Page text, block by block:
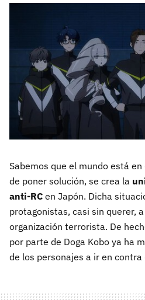
Sabemos que el mundo está
de poner solución, se crea la
anti-RC en Japón. Dicha
protagonistas, casi sin querer,
organización terrorista. De
por parte de Doga Kobo ya ha
de los personajes a ir en contra